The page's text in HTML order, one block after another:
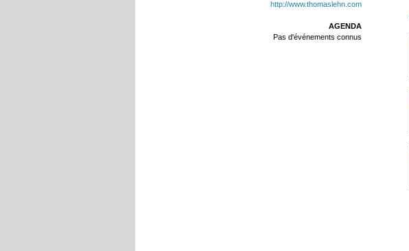
http://www.thomaslehn.com
AGENDA
Pas d'événements connus